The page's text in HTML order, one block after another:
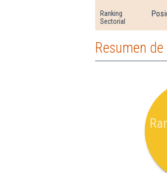
Ranking
Sectorial
Resumen